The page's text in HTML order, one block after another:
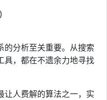
的分析至关重要。从搜索
具，都在不遗余力地寻找
让人费解的算法之一，实